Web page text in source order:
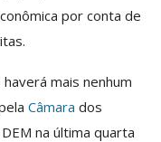
por conta de
mais nenhum
Câmara dos
na última quarta